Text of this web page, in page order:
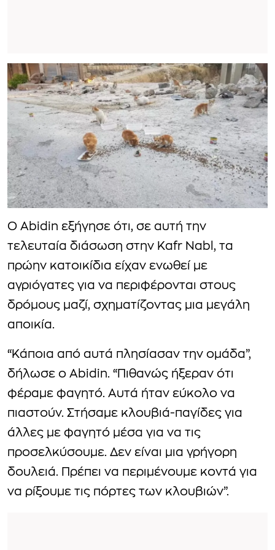
Ο Abidin εξήγησε ότι, σε αυτή την
τελευταία διάσωση στην Kafr Nabl, τα
πρώην κατοικίδια είχαν ενωθεί με
αγριόγατες για να περιφέρονται στους
δρόμους μαζί, σχηματίζοντας μια μεγάλη
αποικία.
“Κάποια από αυτά πλησίασαν την ομάδα”,
δήλωσε ο Abidin. “Πιθανώς ήξεραν ότι
φέραμε φαγητό. Αυτά ήταν εύκολο να
πιαστούν. Στήσαμε κλουβιά-παγίδες για
άλλες με φαγητό μέσα για να τις
προσελκύσουμε. Δεν είναι μια γρήγορη
δουλειά. Πρέπει να περιμένουμε κοντά για
να ρίξουμε τις πόρτες των κλουβιών”.